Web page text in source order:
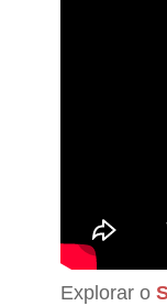
Explorar o